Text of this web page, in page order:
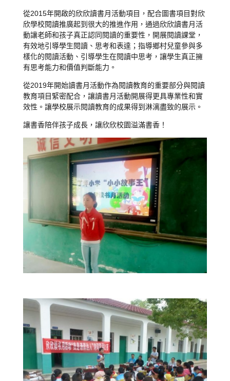
從2015年開啟的欣欣讀書月活動項目，配合圖書項目對欣
欣學校閱讀推廣起到很大的推進作用，通過欣欣讀書月活
動讓老師和孩子真正認同閱讀的重要性，開展閱讀課堂，
有效地引導學生閱讀、思考和表達；指導鄉村兒童參與多
樣化的閱讀活動、引導學生在閱讀中思考，讓學生真正擁
有思考能力和價值判斷能力。
從2019年開始讀書月活動作為閱讀教育的重要部分與閱讀
教育項目緊密配合，讓讀書月活動開展得更具專業性和實
效性。讓學校展示閱讀教育的成果得到淋漓盡致的展示。
讓書香陪伴孩子成長，讓欣欣校園溢滿書香！